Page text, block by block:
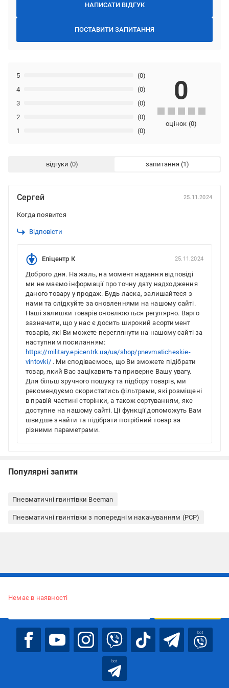
НАПИСАТИ ВІДГУК
ПОСТАВИТИ ЗАПИТАННЯ
1 (0)
2 (0)
3 (0)
4 (0)
5 (0)
0
оцінок (0)
відгуки запитання
Сергей 25.11.2024
Когда появится
Відповісти
Епіцентр К 25.11.2024
Доброго дня. На жаль, на момент надання відповіді
ми не маємо інформації про точну дату надходження
даного товару у продаж. Будь ласка, залишайтеся з
нами та слідкуйте за оновленнями на нашому сайті.
Наші залишки товарів оновлюються регулярно. Варто
зазначити, що у нас є досить широкий асортимент
товарів, які Ви можете переглянути на нашому сайті за
наступним посиланням:
https://military.epicentrk.ua/ua/shop/pnevmaticheskie-
vintovki/. Ми сподіваємось, що Ви зможете підібрати
товар, який Вас зацікавить та приверне Вашу увагу.
Для більш зручного пошуку та підбору товарів, ми
рекомендуємо скористатись фільтрами, які розміщені
в правій частині сторінки, а також сортуванням, яке
доступне на нашому сайті. Ці функції допоможуть Вам
швидше знайти та підібрати потрібний товар за
різними параметрами.
Популярні запити
Пневматичні гвинтівки Beeman
Пневматичні гвинтівки з попереднім накачуванням (PCP)
Немає в наявності
bot
bot